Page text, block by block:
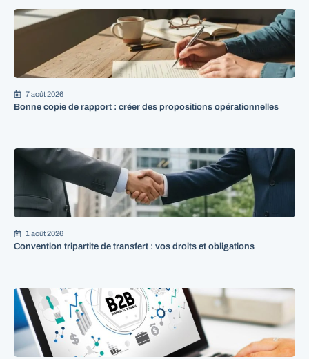
7 août 2026
Bonne copie de rapport : créer des propositions opérationnelles
1 août 2026
Convention tripartite de transfert : vos droits et obligations